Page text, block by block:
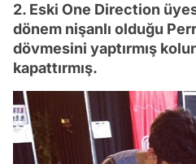
2. Eski One Direction
dönem nişanlı olduğu
dövmesini yaptırmış
kapattırmış.